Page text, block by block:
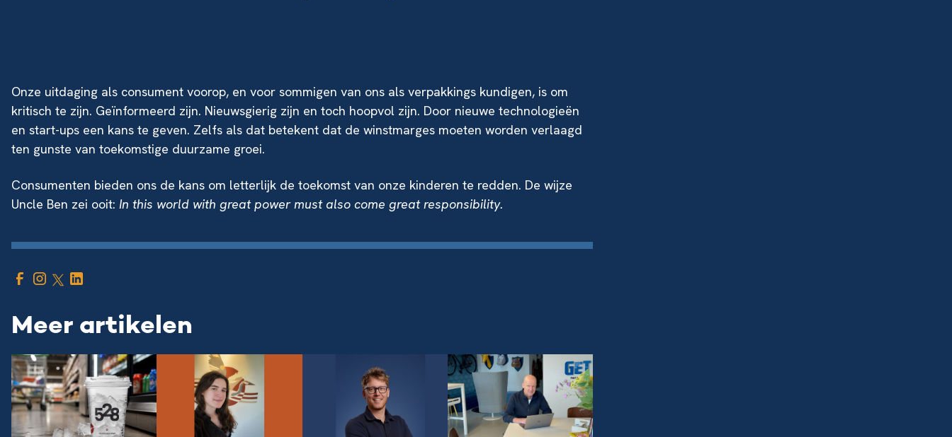
Onze uitdaging als consument voorop, en voor sommigen van ons als verpakkings kundigen, is om
kritisch te zijn. Geïnformeerd zijn. Nieuwsgierig zijn en toch hoopvol zijn. Door nieuwe technologieën
en start-ups een kans te geven. Zelfs als dat betekent dat de winstmarges moeten worden verlaagd
ten gunste van toekomstige duurzame groei.
Consumenten bieden ons de kans om letterlijk de toekomst van onze kinderen te redden. De wijze
Uncle Ben zei ooit: In this world with great power must also come great responsibility.
Meer artikelen